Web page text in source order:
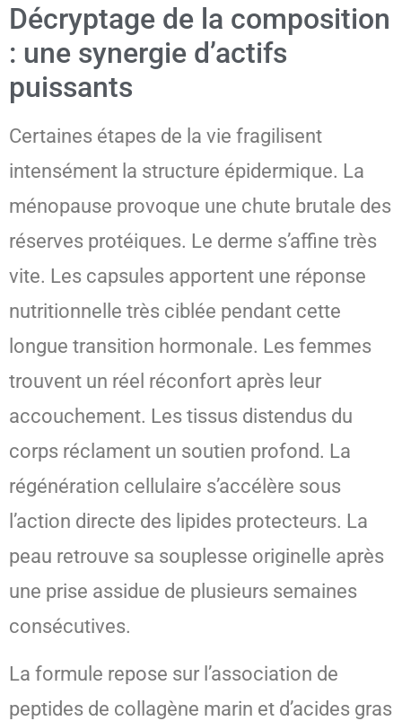
Décryptage de la composition
: une synergie d’actifs
puissants
Certaines étapes de la vie fragilisent
intensément la structure épidermique. La
ménopause provoque une chute brutale des
réserves protéiques. Le derme s’affine très
vite. Les capsules apportent une réponse
nutritionnelle très ciblée pendant cette
longue transition hormonale. Les femmes
trouvent un réel réconfort après leur
accouchement. Les tissus distendus du
corps réclament un soutien profond. La
régénération cellulaire s’accélère sous
l’action directe des lipides protecteurs. La
peau retrouve sa souplesse originelle après
une prise assidue de plusieurs semaines
consécutives.
La formule repose sur l’association de
peptides de collagène marin et d’acides gras